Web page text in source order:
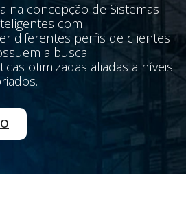
na concepção de Sistemas
com
diferentes perfis de clientes
a busca
otimizadas aliadas a níveis